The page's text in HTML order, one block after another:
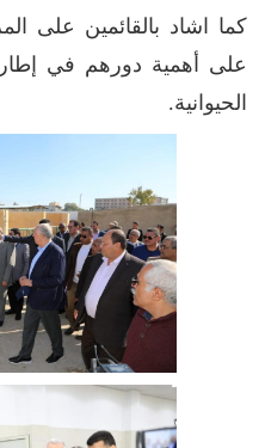
كما اشاد بالقائمين على
على أهمية دورهم في إطار
الحيوانية.